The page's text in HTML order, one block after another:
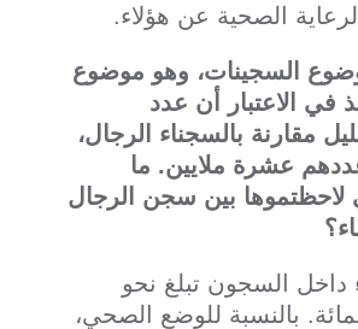
الصحية عن هؤلاء.
السجينات، وهو موضوع
في الاعتبار أن عدد
مقارنة بالسجناء الرجال،
عددهم عشرة ملايين. ما
لاحظتموها بين سجن الرجال
داخل السجون تبلغ نحو
بالنسبة للوضع الصحي،